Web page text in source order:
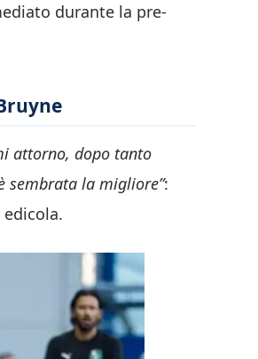
durante la pre-
attorno, dopo tanto
sembrata la migliore”: